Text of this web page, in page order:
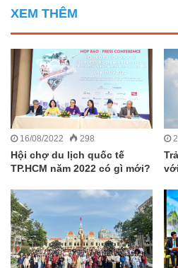
XEM THÊM
16/08/2022 298
Hội chợ du lịch quốc tế
TP.HCM năm 2022 có gì mới?